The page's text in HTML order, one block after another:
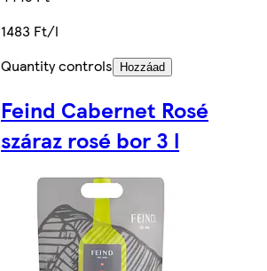
1483 Ft/l
Quantity controls
Hozzáad
Feind Cabernet Rosé
száraz rosé bor 3 l